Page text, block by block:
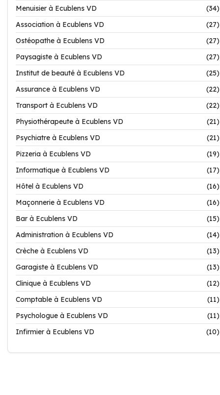
Menuisier à Ecublens VD
(34)
Association à Ecublens VD
(27)
Ostéopathe à Ecublens VD
(27)
Paysagiste à Ecublens VD
(27)
Institut de beauté à Ecublens VD
(25)
Assurance à Ecublens VD
(22)
Transport à Ecublens VD
(22)
Physiothérapeute à Ecublens VD
(21)
Psychiatre à Ecublens VD
(21)
Pizzeria à Ecublens VD
(19)
Informatique à Ecublens VD
(17)
Hôtel à Ecublens VD
(16)
Maçonnerie à Ecublens VD
(16)
Bar à Ecublens VD
(15)
Administration à Ecublens VD
(14)
Crèche à Ecublens VD
(13)
Garagiste à Ecublens VD
(13)
Clinique à Ecublens VD
(12)
Comptable à Ecublens VD
(11)
Psychologue à Ecublens VD
(11)
Infirmier à Ecublens VD
(10)